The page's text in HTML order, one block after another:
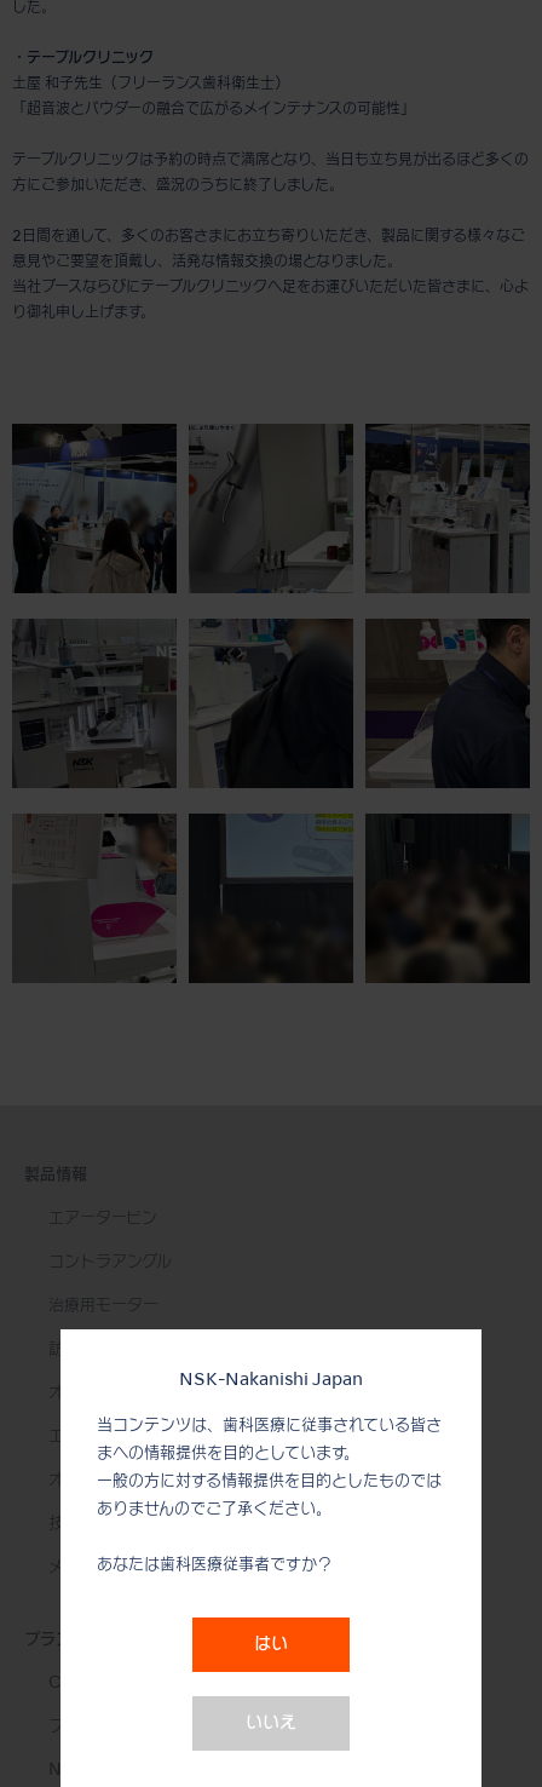
NSK-Nakanishi Japan
当コンテンツは、歯科医療に従事されている皆さ
まへの情報提供を目的としています。
一般の方に対する情報提供を目的としたものでは
ありませんのでご了承ください。
あなたは歯科医療従事者ですか？
はい
いいえ
した。
・テーブルクリニック
土屋 和子先生（フリーランス歯科衛生士）
「超音波とパウダーの融合で広がるメインテナンスの可能性」
テーブルクリニックは予約の時点で満席となり、当日も立ち見が出るほど多くの
方にご参加いただき、盛況のうちに終了しました。
2日間を通して、多くのお客さまにお立ち寄りいただき、製品に関する様々なご
意見やご要望を頂戴し、活発な情報交換の場となりました。
当社ブースならびにテーブルクリニックへ足をお運びいただいた皆さまに、心よ
り御礼申し上げます。
製品情報
エアータービン
コントラアングル
治療用モーター
訪問診療用機器
オーラルハイジーン
エンド治療
オーラルサージェリー
技工用製品
メンテナンス＆オートクレーブ
ブランド
Create it
プロのための究極の道具
NSK STUDIO